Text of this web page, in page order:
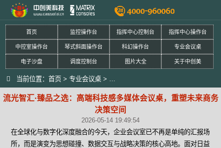
首页 监控操作台 指挥中心控制台 指挥中心操作台
中控室操作台 琴式斜面操作台 科幻操作台 专业会议桌
电子沙盘 调度控制台 图片大全 关于中创美
当前位置：首页 > 专业会议桌 > 流光智汇·臻品之选：高端科技感多媒
流光智汇·臻品之选：高端科技感多媒体会议桌，重塑未来商务
决策空间
2026-05-14 19:49:54
在全球化与数字化深度融合的今天，企业会议室已不再是单纯的汇报场
所，而是演变为思想碰撞、数据交互与战略决策的核心高地。面对日益